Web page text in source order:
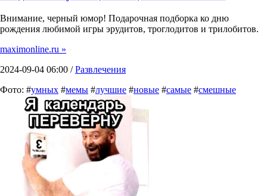
Внимание, черный юмор! Подарочная подборка ко дню
рождения любимой игры эрудитов, троглодитов и трилобитов.
maximonline.ru »
2024-09-04 06:00 /Развлечения
Фото: #умных #мемы #лучшие #новые #самые #смешные